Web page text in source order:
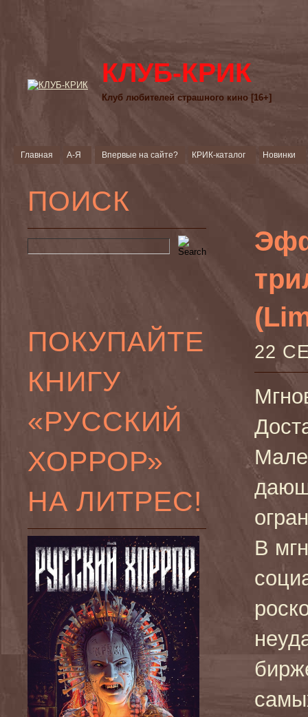
КЛУБ-КРИК
Клуб любителей страшного кино [16+]
Главная А-Я Впервые на сайте? КРИК-каталог Новинки
ПОИСК
ПОКУПАЙТЕ
КНИГУ
«РУССКИЙ
ХОРРОР»
НА ЛИТРЕС!
22
В